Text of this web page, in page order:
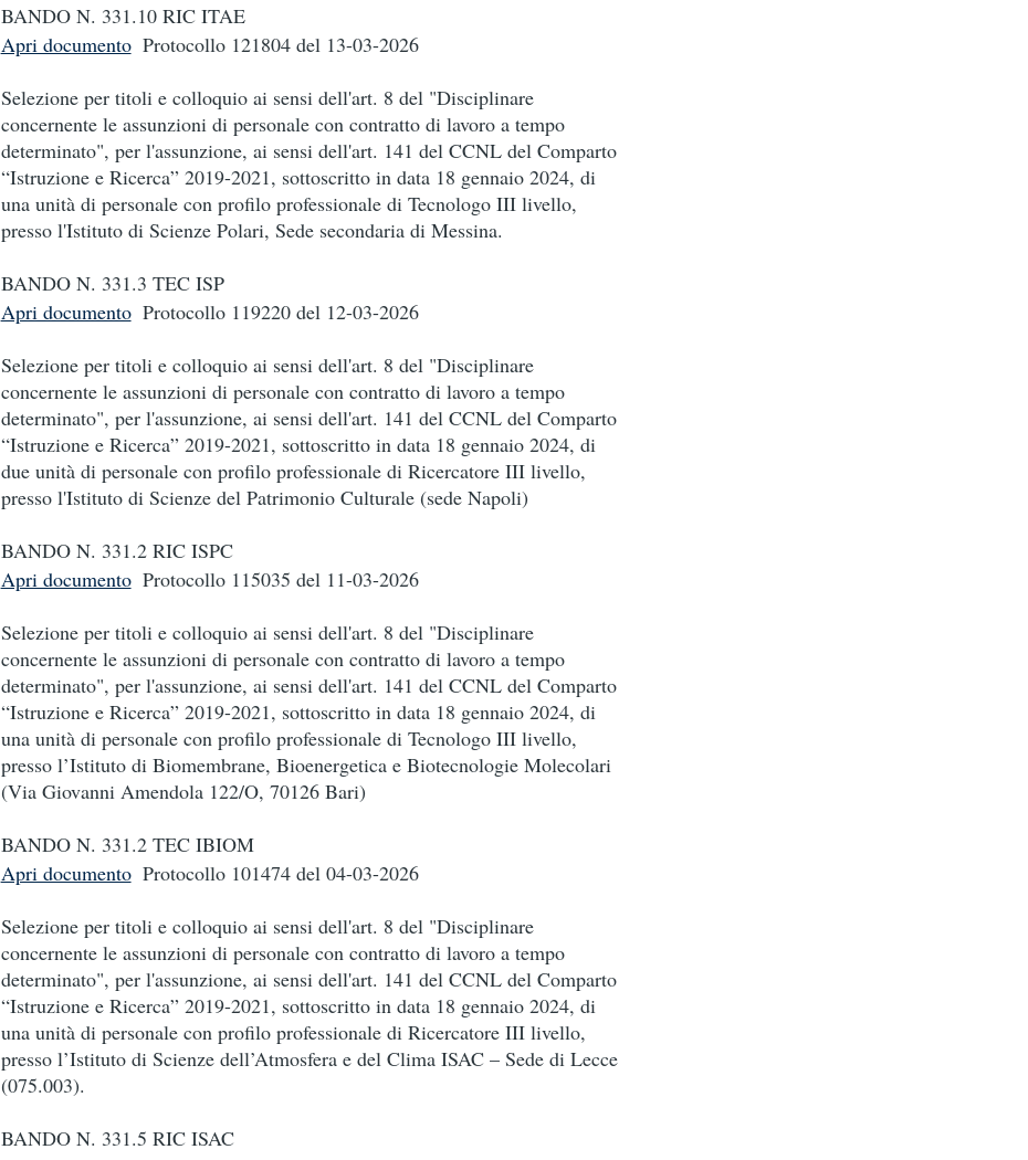
BANDO N. 331.10 RIC ITAE
Apri documento Protocollo 121804 del 13-03-2026
Selezione per titoli e colloquio ai sensi dell'art. 8 del "Disciplinare
concernente le assunzioni di personale con contratto di lavoro a tempo
determinato", per l'assunzione, ai sensi dell'art. 141 del CCNL del Comparto
“Istruzione e Ricerca” 2019-2021, sottoscritto in data 18 gennaio 2024, di
una unità di personale con profilo professionale di Tecnologo III livello,
presso l'Istituto di Scienze Polari, Sede secondaria di Messina.
BANDO N. 331.3 TEC ISP
Apri documento Protocollo 119220 del 12-03-2026
Selezione per titoli e colloquio ai sensi dell'art. 8 del "Disciplinare
concernente le assunzioni di personale con contratto di lavoro a tempo
determinato", per l'assunzione, ai sensi dell'art. 141 del CCNL del Comparto
“Istruzione e Ricerca” 2019-2021, sottoscritto in data 18 gennaio 2024, di
due unità di personale con profilo professionale di Ricercatore III livello,
presso l'Istituto di Scienze del Patrimonio Culturale (sede Napoli)
BANDO N. 331.2 RIC ISPC
Apri documento Protocollo 115035 del 11-03-2026
Selezione per titoli e colloquio ai sensi dell'art. 8 del "Disciplinare
concernente le assunzioni di personale con contratto di lavoro a tempo
determinato", per l'assunzione, ai sensi dell'art. 141 del CCNL del Comparto
“Istruzione e Ricerca” 2019-2021, sottoscritto in data 18 gennaio 2024, di
una unità di personale con profilo professionale di Tecnologo III livello,
presso l’Istituto di Biomembrane, Bioenergetica e Biotecnologie Molecolari
(Via Giovanni Amendola 122/O, 70126 Bari)
BANDO N. 331.2 TEC IBIOM
Apri documento Protocollo 101474 del 04-03-2026
Selezione per titoli e colloquio ai sensi dell'art. 8 del "Disciplinare
concernente le assunzioni di personale con contratto di lavoro a tempo
determinato", per l'assunzione, ai sensi dell'art. 141 del CCNL del Comparto
“Istruzione e Ricerca” 2019-2021, sottoscritto in data 18 gennaio 2024, di
una unità di personale con profilo professionale di Ricercatore III livello,
presso l’Istituto di Scienze dell’Atmosfera e del Clima ISAC – Sede di Lecce
(075.003).
BANDO N. 331.5 RIC ISAC